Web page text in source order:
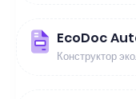
EcoDoc
Конструктор